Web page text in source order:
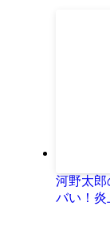
河野太
バい！炎